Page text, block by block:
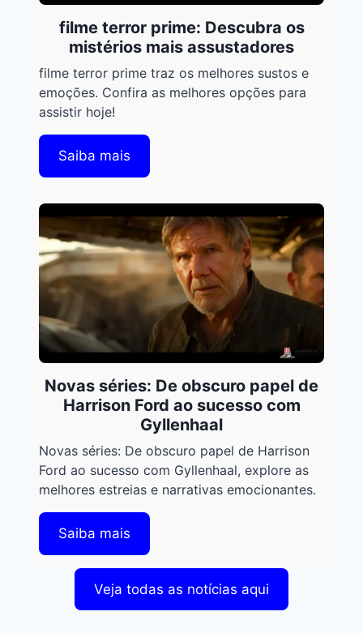
filme terror prime: Descubra os
mistérios mais assustadores
filme terror prime traz os melhores sustos e
emoções. Confira as melhores opções para
assistir hoje!
Saiba mais
Novas séries: De obscuro papel de
Harrison Ford ao sucesso com
Gyllenhaal
Novas séries: De obscuro papel de Harrison
Ford ao sucesso com Gyllenhaal, explore as
melhores estreias e narrativas emocionantes.
Saiba mais
Veja todas as notícias aqui